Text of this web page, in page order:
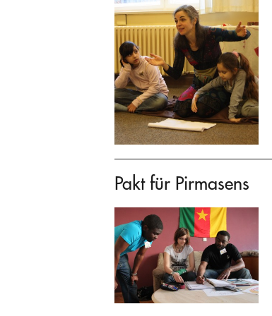
Pakt für Pirmasens